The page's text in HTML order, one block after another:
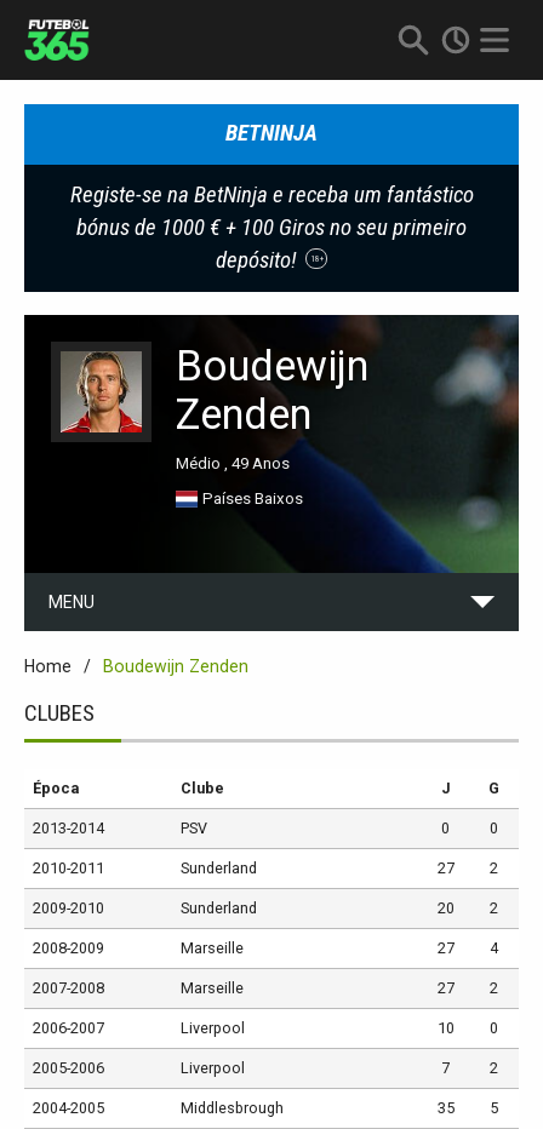
BETNINJA
Registe-se na BetNinja e receba um fantástico
bónus de 1000 € + 100 Giros no seu primeiro
depósito!
18+
Boudewijn
Zenden
Médio , 49 Anos
Países Baixos
MENU
Home Boudewijn Zenden
CLUBES
Época Clube J G
2013-2014 PSV 0 0
2010-2011 Sunderland 27 2
2009-2010 Sunderland 20 2
2008-2009 Marseille 27 4
2007-2008 Marseille 27 2
2006-2007 Liverpool 10 0
2005-2006 Liverpool 7 2
2004-2005 Middlesbrough 35 5